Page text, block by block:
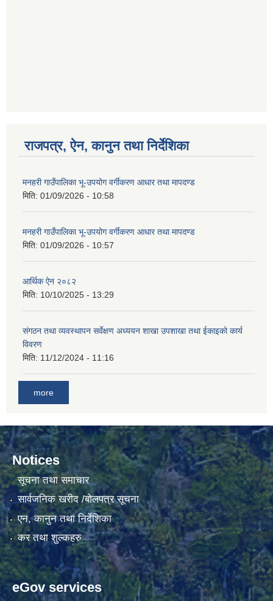
राजपत्र, ऐन, कानुन तथा निर्देशिका
मनहरी गाउँपालिका भू-उपयोग वर्गीकरण आधार तथा मापदण्ड
मिति: 01/09/2026 - 10:58
मनहरी गाउँपालिका भू-उपयोग वर्गीकरण आधार तथा मापदण्ड
मिति: 01/09/2026 - 10:57
आर्थिक ऐन २०८२
मिति: 10/10/2025 - 13:29
संगठन तथा व्यवस्थापन सर्वेक्षण अध्ययन शाखा उपशाखा तथा ईकाइको कार्य
विवरण
मिति: 11/12/2024 - 11:16
more
Notices
सूचना तथा समाचार
सार्वजनिक खरीद /बोलपत्र सूचना
एन, कानुन तथा निर्देशिका
कर तथा शुल्कहरु
eGov services